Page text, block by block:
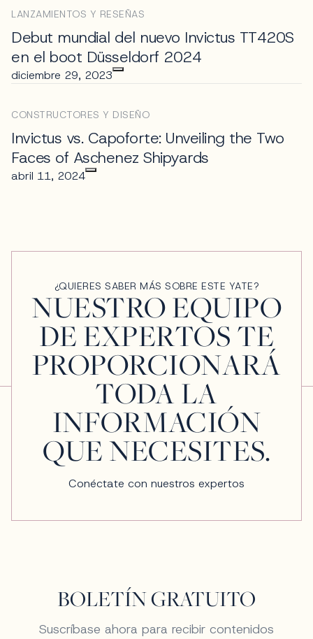
LANZAMIENTOS Y RESEÑAS
Debut mundial del nuevo Invictus TT420S
en el boot Düsseldorf 2024
diciembre 29, 2023
CONSTRUCTORES Y DISEÑO
Invictus vs. Capoforte: Unveiling the Two
Faces of Aschenez Shipyards
abril 11, 2024
¿QUIERES SABER MÁS SOBRE ESTE YATE?
NUESTRO EQUIPO
DE EXPERTOS TE
PROPORCIONARÁ
TODA LA
INFORMACIÓN
QUE NECESITES.
Conéctate con nuestros expertos
BOLETÍN GRATUITO
Suscríbase ahora para recibir contenidos